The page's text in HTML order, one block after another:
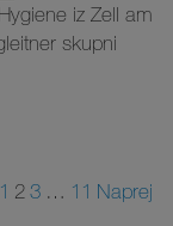
iz Zell am
skupni
1 2 3 … 11 Naprej